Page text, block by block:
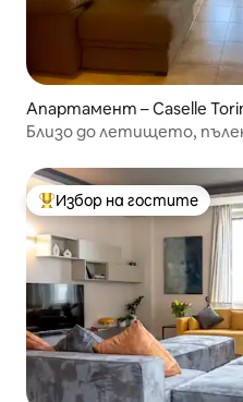
Апартамент – Caselle
Близо до летището,
Най-популярен избор на
Избор на гостите